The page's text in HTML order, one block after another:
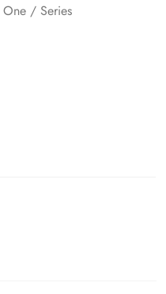
One / Series